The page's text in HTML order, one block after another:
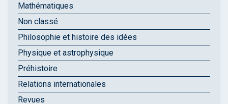
Mathématiques
Non classé
Philosophie et histoire des idées
Physique et astrophysique
Préhistoire
Relations internationales
Revues